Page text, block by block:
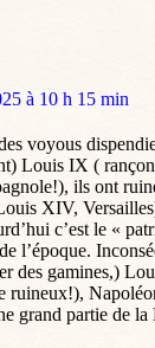
à 10 h 15 min
voyous
Louis IX ( rançon
ils ont
XIV,
c’est le «
l’époque.
des gamines,)
ruineux!),
grand partie de la